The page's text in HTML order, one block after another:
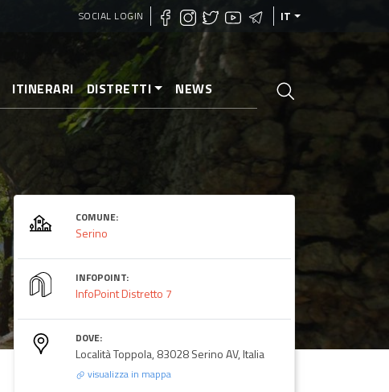
SOCIAL LOGIN IT
ITINERARI DISTRETTI NEWS
COMUNE:
Serino
INFOPOINT:
InfoPoint Distretto 7
DOVE:
Località Toppola, 83028 Serino AV, Italia
visualizza in mappa